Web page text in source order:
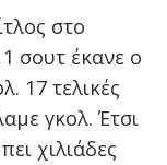
στο
σουτ έκανε ο
17 τελικές
γκολ. Έτσι
χιλιάδες